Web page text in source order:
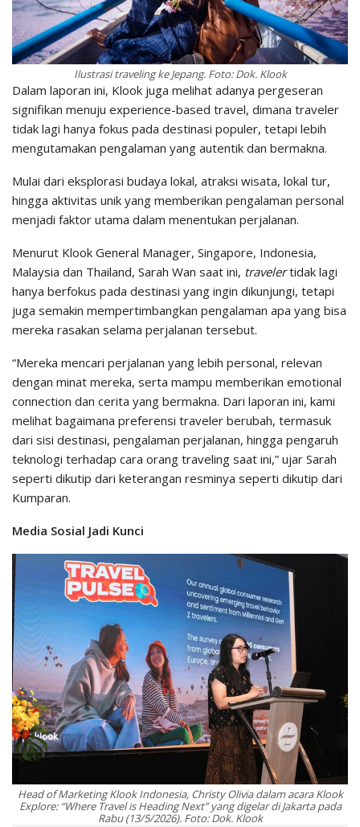
Ilustrasi traveling ke Jepang. Foto: Dok. Klook
Dalam laporan ini, Klook juga melihat adanya pergeseran
signifikan menuju experience-based travel, dimana traveler
tidak lagi hanya fokus pada destinasi populer, tetapi lebih
mengutamakan pengalaman yang autentik dan bermakna.
Mulai dari eksplorasi budaya lokal, atraksi wisata, lokal tur,
hingga aktivitas unik yang memberikan pengalaman personal
menjadi faktor utama dalam menentukan perjalanan.
Menurut Klook General Manager, Singapore, Indonesia,
Malaysia dan Thailand, Sarah Wan saat ini, travelertidak lagi
hanya berfokus pada destinasi yang ingin dikunjungi, tetapi
juga semakin mempertimbangkan pengalaman apa yang bisa
mereka rasakan selama perjalanan tersebut.
“Mereka mencari perjalanan yang lebih personal, relevan
dengan minat mereka, serta mampu memberikan emotional
connection dan cerita yang bermakna. Dari laporan ini, kami
melihat bagaimana preferensi traveler berubah, termasuk
dari sisi destinasi, pengalaman perjalanan, hingga pengaruh
teknologi terhadap cara orang traveling saat ini,” ujar Sarah
seperti dikutip dari keterangan resminya seperti dikutip dari
Kumparan.
Media Sosial Jadi Kunci
Head of Marketing Klook Indonesia, Christy Olivia dalam acara Klook
Explore: “Where Travel is Heading Next” yang digelar di Jakarta pada
Rabu (13/5/2026). Foto: Dok. Klook